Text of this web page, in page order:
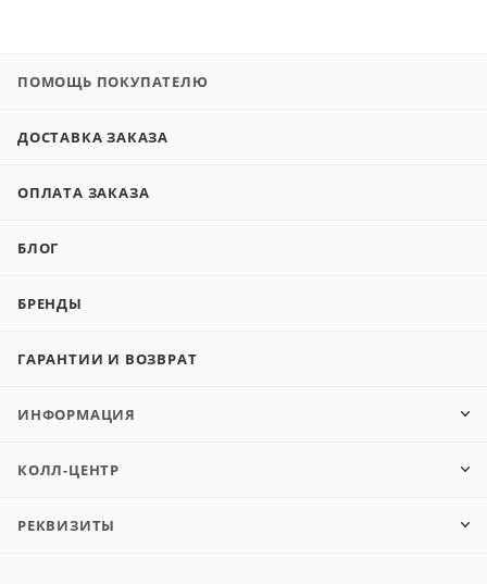
ПОМОЩЬ ПОКУПАТЕЛЮ
ДОСТАВКА ЗАКАЗА
ОПЛАТА ЗАКАЗА
БЛОГ
БРЕНДЫ
ГАРАНТИИ И ВОЗВРАТ
ИНФОРМАЦИЯ
КОЛЛ-ЦЕНТР
РЕКВИЗИТЫ